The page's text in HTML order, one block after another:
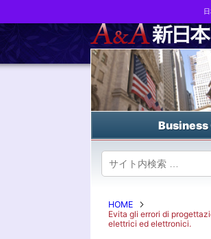
Business strategy reports,
HOME
Evita gli errori di
elettrici ed elettronici.